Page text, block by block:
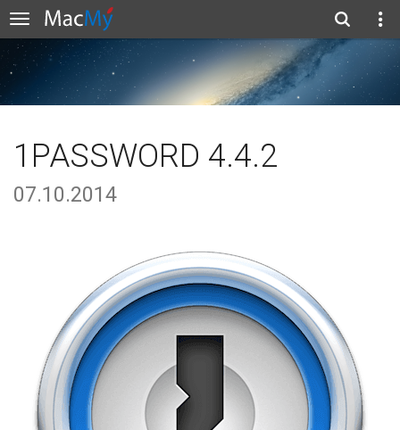
1PASSWORD 4.4.2
07.10.2014